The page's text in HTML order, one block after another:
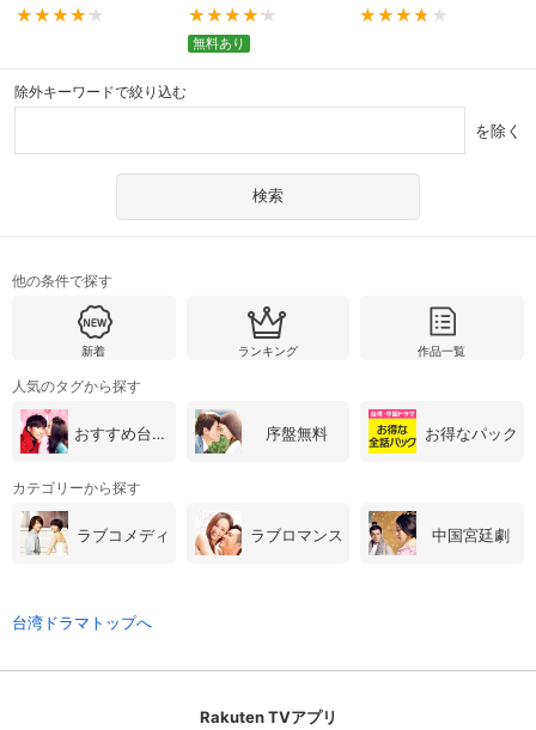
無料あり
除外キーワードで絞り込む
を除く
他の条件で探す
新着 ランキング 作品一覧
人気のタグから探す
おすすめ台湾・中国ドラマ 序盤無料 お得なパック
カテゴリーから探す
ラブコメディ ラブロマンス 中国宮廷劇
台湾ドラマトップへ
Rakuten TVアプリ